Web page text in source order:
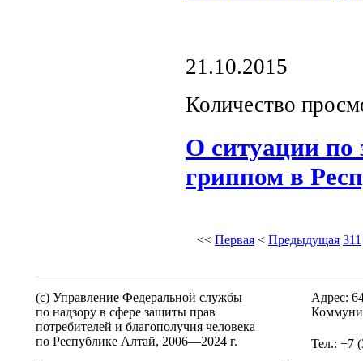
21.10.2015
Количество
О ситуации по
гриппом в
<< Первая < Предыдущая 311
(c) Управление Федеральной службы
по надзору в сфере защиты прав
потребителей и благополучия человека
по Республике Алтай, 2006—2024 г.
Адрес:
Тел.: +7